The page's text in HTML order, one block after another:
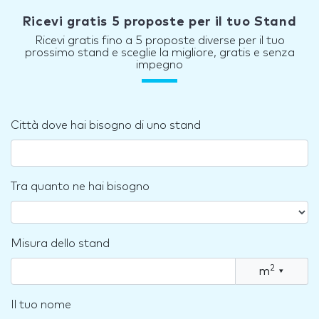
Ricevi gratis 5 proposte per il tuo Stand
Ricevi gratis fino a 5 proposte diverse per il tuo
prossimo stand e sceglie la migliore, gratis e senza
impegno
Città dove hai bisogno di uno stand
Tra quanto ne hai bisogno
Misura dello stand
m2 ▾
Il tuo nome